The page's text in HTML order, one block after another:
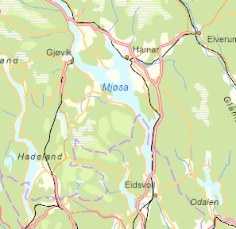
km) Samatun -
lengre etapper vil føre
et vakkert småkupert
I dette området er det flere
steder. Først
til St. Olavsknippen, et sted